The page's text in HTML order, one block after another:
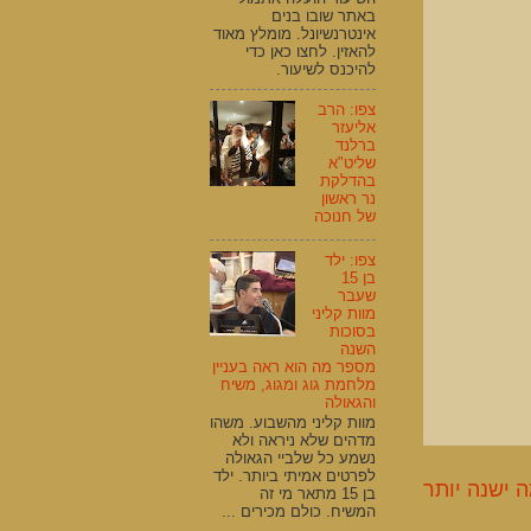
ישנה יותר
באתר שובו בנים
אינטרנשיונל. מומלץ מאוד
להאזין. לחצו כאן כדי
להיכנס לשיעור.
צפו: הרב
אליעזר
ברלנד
שליט"א
בהדלקת
נר ראשון
של חנוכה
צפו: ילד
בן 15
שעבר
מוות קליני
בסוכות
השנה
מספר מה הוא ראה בעניין
מלחמת גוג ומגוג, משיח
והגאולה
מוות קליני מהשבוע. משהו
מדהים שלא ניראה ולא
נשמע כל שלביי הגאולה
לפרטים אמיתי ביותר. ילד
בן 15 מתאר מי זה
המשיח. כולם מכירים ...